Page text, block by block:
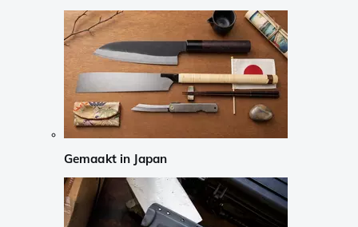
Gemaakt in Japan